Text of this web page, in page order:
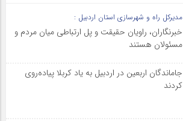
مدیرکل راه و شهرسازی استان اردبیل :
خبرنگاران، راویان حقیقت و پل ارتباطی میان مردم و
مسئولان هستند
جاماندگان اربعین در اردبیل به یاد کربلا پیاده‌روی
کردند